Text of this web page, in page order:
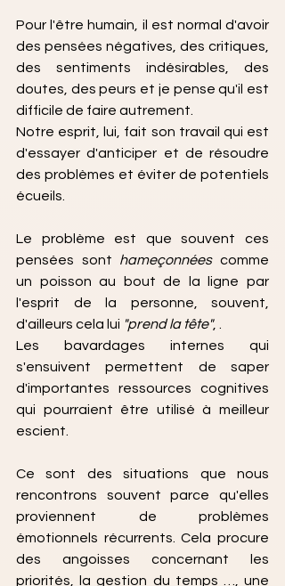
Pour l'être humain, il est normal d'avoir
des pensées négatives, des critiques,
des sentiments indésirables, des
doutes, des peurs et je pense qu'il est
difficile de faire autrement.
Notre esprit, lui, fait son travail qui est
d'essayer d'anticiper et de résoudre
des problèmes et éviter de potentiels
écueils.
Le problème est que souvent ces
pensées sont hameçonnées comme
un poisson au bout de la ligne par
l'esprit de la personne, souvent,
d'ailleurs cela lui "prend la tête", .
Les bavardages internes qui
s'ensuivent permettent de saper
d'importantes ressources cognitives
qui pourraient être utilisé à meilleur
escient.
Ce sont des situations que nous
rencontrons souvent parce qu'elles
proviennent de problèmes
émotionnels récurrents. Cela procure
des angoisses concernant les
priorités, la gestion du temps …, une